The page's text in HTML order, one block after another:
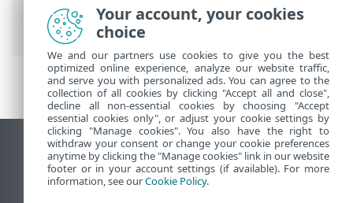
Online-Help van ESET>ESET Services>
Overzicht van ESET Security Services
Bureaubladwebsite weergeven
End of Life
ESET Kennisbank
Your account, your cookies
choice
We and our partners use cookies to give you the best
optimized online experience, analyze our website traffic,
and serve you with personalized ads. You can agree to the
collection of all cookies by clicking "Accept all and close",
decline all non-essential cookies by choosing "Accept
essential cookies only", or adjust your cookie settings by
clicking "Manage cookies". You also have the right to
withdraw your consent or change your cookie preferences
anytime by clicking the "Manage cookies" link in our website
footer or in your account settings (if available). For more
information, see ourCookie Policy.